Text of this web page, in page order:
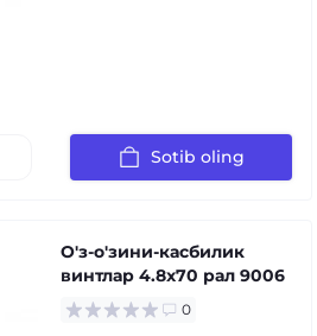
Sotib oling
О'з-о'зини-касбилик
винтлар 4.8x70 рал 9006
0